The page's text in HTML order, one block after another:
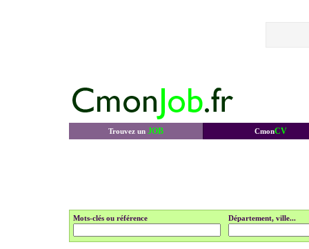
Trouvez un JOB CmonCV
Mots-clés ou référence Département, ville...